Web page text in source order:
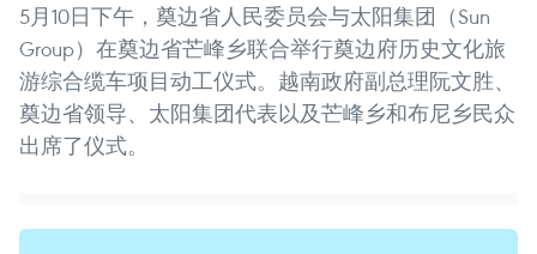
5月10日下午，奠边省人民委员会与太阳集团（Sun
Group）在奠边省芒峰乡联合举行奠边府历史文化旅
游综合缆车项目动工仪式。越南政府副总理阮文胜、
奠边省领导、太阳集团代表以及芒峰乡和布尼乡民众
出席了仪式。